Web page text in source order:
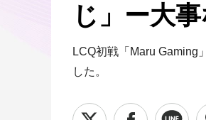
じ」ー大
LCQ初戦「Maru Gaming
した。